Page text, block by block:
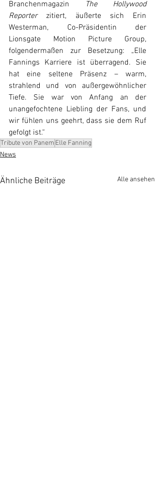
Branchenmagazin
The Hollywood
Reporter zitiert, äußerte sich Erin
Westerman, Co-Präsidentin der
Lionsgate Motion Picture Group,
folgendermaßen zur Besetzung: „Elle
Fannings Karriere ist überragend. Sie
hat eine seltene Präsenz – warm,
strahlend und von außergewöhnlicher
Tiefe. Sie war von Anfang an der
unangefochtene Liebling der Fans, und
wir fühlen uns geehrt, dass sie dem Ruf
gefolgt ist.“
Tribute von Panem Elle Fanning
News
Ähnliche Beiträge Alle ansehen